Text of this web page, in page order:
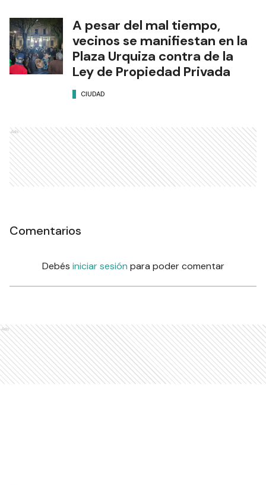
A pesar del mal tiempo,
vecinos se manifiestan en la
Plaza Urquiza contra de la
Ley de Propiedad Privada
CIUDAD
Ads
Comentarios
Debés iniciar sesión para poder comentar
Ads